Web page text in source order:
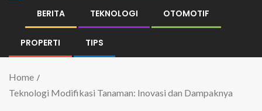
BERITA TEKNOLOGI OTOMOTIF
PROPERTI TIPS
Home
Teknologi Modifikasi Tanaman: Inovasi dan Dampaknya